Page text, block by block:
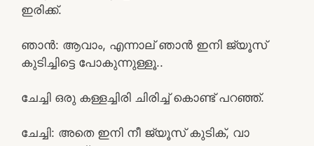
ഇരിക്ക്.
ഞാൻ: ആവാം, എന്നാല് ഞാൻ ഇനി ജ്യൂസ്
കുടിച്ചിട്ടെ പോകുന്നുള്ളൂ..
ചേച്ചി ഒരു കള്ളച്ചിരി ചിരിച്ച് കൊണ്ട് പറഞ്ഞ്.
ചേച്ചി: അതെ ഇനി നീ ജ്യൂസ് കുടിക്, വാ